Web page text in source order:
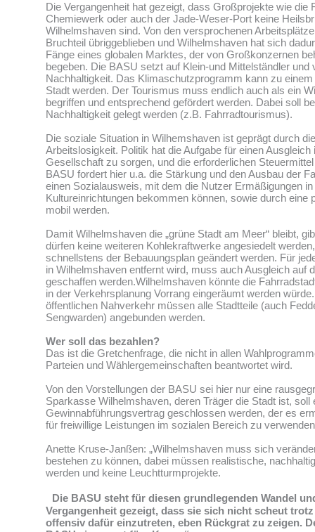
Die Vergangenheit hat gezeigt, dass Großprojekte wie die
Chemiewerk oder auch der Jade-Weser-Port keine
Wilhelmshaven sind. Von den versprochenen
Bruchteil übriggeblieben und Wilhelmshaven hat sich
Fänge eines globalen Marktes, der von Großkonzernen
begeben. Die BASU setzt auf Klein-und Mittelständler und
Nachhaltigkeit. Das Klimaschutzprogramm kann zu
Stadt werden. Der Tourismus muss endlich auch als ein
begriffen und entsprechend gefördert werden. Dabei soll
Nachhaltigkeit gelegt werden (z.B. Fahrradtourismus).
Die soziale Situation in Wilhemshaven ist geprägt durch
Arbeitslosigkeit. Politik hat die Aufgabe für einen Ausgleich
Gesellschaft zu sorgen, und die erforderlichen
BASU fordert hier u.a. die Stärkung und den Ausbau der
einen Sozialausweis, mit dem die Nutzer Ermäßigungen
Kultureinrichtungen bekommen können, sowie durch eine
mobil werden.
Damit Wilhelmshaven die „grüne Stadt am Meer“ bleibt,
dürfen keine weiteren Kohlekraftwerke angesiedelt
schnellstens der Bebauungsplan geändert werden. Für
in Wilhelmshaven entfernt wird, muss auch Ausgleich auf
geschaffen werden.Wilhelmshaven könnte die
in der Verkehrsplanung Vorrang eingeräumt werden
öffentlichen Nahverkehr müssen alle Stadtteile (auch
Sengwarden) angebunden werden.
Wer soll das bezahlen?
Das ist die Gretchenfrage, die nicht in allen
Parteien und Wählergemeinschaften beantwortet wird.
Von den Vorstellungen der BASU sei hier nur eine
Sparkasse Wilhelmshaven, deren Träger die Stadt ist, soll
Gewinnabführungsvertrag geschlossen werden, der es
für freiwillige Leistungen im sozialen Bereich zu
Anette Kruse-Janßen: „Wilhelmshaven muss sich
bestehen zu können, dabei müssen realistische,
werden und keine Leuchtturmprojekte.
Die BASU steht für diesen grundlegenden Wandel
Vergangenheit gezeigt, dass sie sich nicht scheut
offensiv dafür einzutreten, eben Rückgrat zu zeigen.